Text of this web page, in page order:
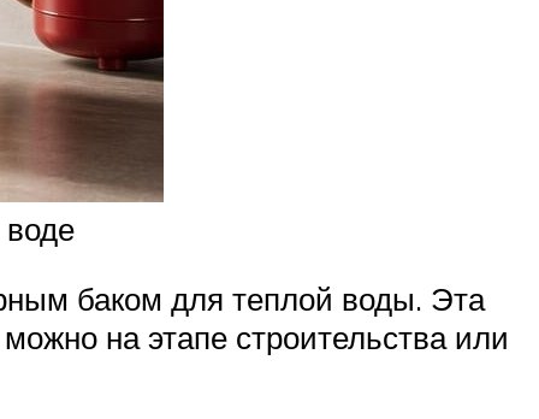
баком для теплой воды. Эта
на этапе строительства или